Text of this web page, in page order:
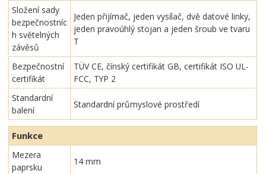
Složení sady
bezpečnostníc
h světelných
závěsů
Jeden přijímač, jeden vysílač, dvě datové linky,
jeden pravoúhlý stojan a jeden šroub ve tvaru
T
Bezpečnostní
certifikát
TÜV CE, čínský certifikát GB, certifikát ISO UL-
FCC, TYP 2
Standardní
balení
Standardní průmyslové prostředí
Funkce
Mezera
paprsku
14 mm